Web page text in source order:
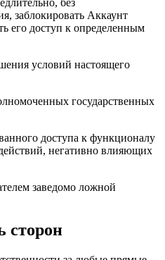
заблокировать Аккаунт
его доступ к определенным
условий настоящего
государственных
доступа к функционалу
негативно влияющих
заведомо ложной
сторон